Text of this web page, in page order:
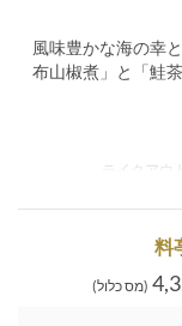
風味豊かな海の幸
布山椒煮」と「鮭
(מס כלול)